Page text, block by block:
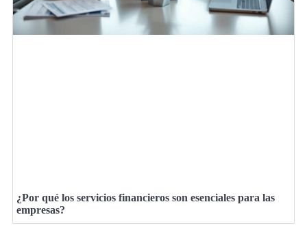
¿Por qué los servicios financieros son esenciales para las
empresas?